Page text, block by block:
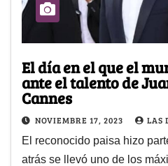
El día en el que el
ante el talento de
Cannes
NOVIEMBRE 17, 2023 LAS
El reconocido paisa hizo
atrás se llevó uno de los